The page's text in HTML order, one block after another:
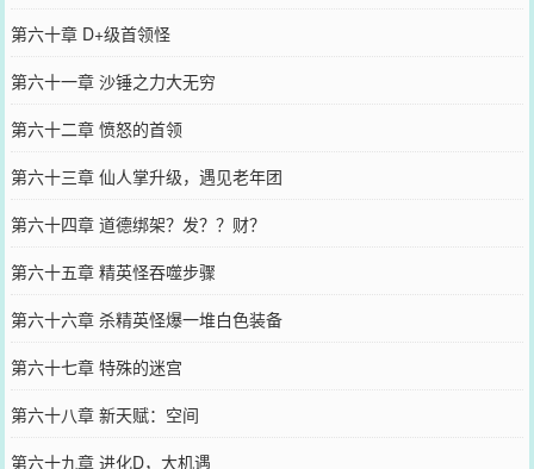
第六十章 D+级首领怪
第六十一章 沙锤之力大无穷
第六十二章 愤怒的首领
第六十三章 仙人掌升级，遇见老年团
第六十四章 道德绑架？发？？财？
第六十五章 精英怪吞噬步骤
第六十六章 杀精英怪爆一堆白色装备
第六十七章 特殊的迷宫
第六十八章 新天赋：空间
第六十九章 进化D，大机遇